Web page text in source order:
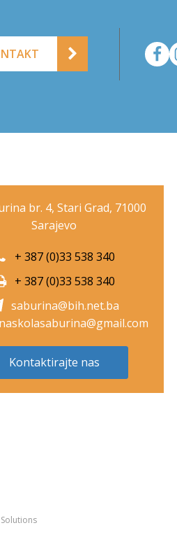
br. 4, Stari Grad, 71000
Sarajevo
+ 387 (0)33 538 340
+ 387 (0)33 538 340
saburina@bih.net.ba
Kontaktirajte nas